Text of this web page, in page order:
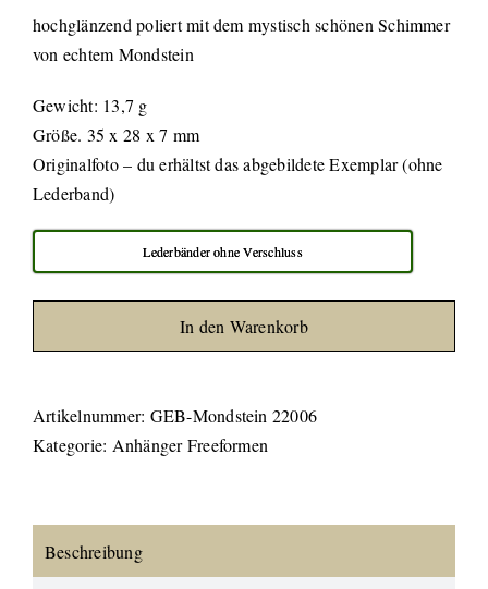
hochglänzend poliert mit dem mystisch schönen Schimmer
von echtem Mondstein
Gewicht: 13,7 g
Größe. 35 x 28 x 7 mm
Originalfoto – du erhältst das abgebildete Exemplar (ohne
Lederband)
Lederbänder ohne Verschluss
In den Warenkorb
Artikelnummer: GEB-Mondstein 22006
Kategorie: Anhänger Freeformen
Beschreibung